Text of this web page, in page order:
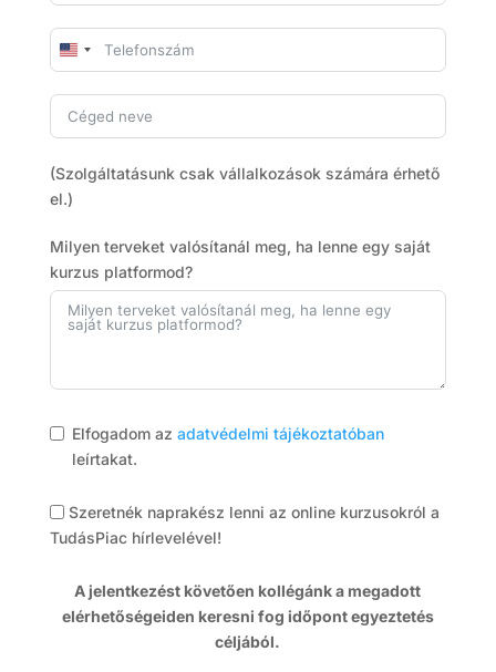
U
i
d
S
a
e
s
1
(Szolgáltatásunk csak vállalkozások számára érhető
el.)
Milyen terveket valósítanál meg, ha lenne egy saját
kurzus platformod?
Elfogadom az adatvédelmi tájékoztatóban
leírtakat.
Szeretnék naprakész lenni az online kurzusokról a
TudásPiac hírlevelével!
A jelentkezést követően kollégánk a megadott
elérhetőségeiden keresni fog időpont egyeztetés
céljából.